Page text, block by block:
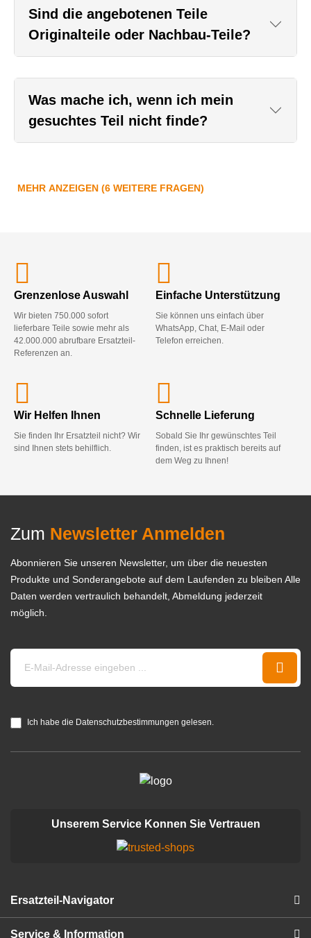
Sind die angebotenen Teile
Originalteile oder Nachbau-Teile?
Was mache ich, wenn ich mein
gesuchtes Teil nicht finde?
MEHR ANZEIGEN (6 WEITERE FRAGEN)
Grenzenlose Auswahl
Wir bieten 750.000 sofort
lieferbare Teile sowie mehr als
42.000.000 abrufbare Ersatzteil-
Referenzen an.
Einfache Unterstützung
Sie können uns einfach über
WhatsApp, Chat, E-Mail oder
Telefon erreichen.
Wir Helfen Ihnen
Sie finden Ihr Ersatzteil nicht? Wir
sind Ihnen stets behilflich.
Schnelle Lieferung
Sobald Sie Ihr gewünschtes Teil
finden, ist es praktisch bereits auf
dem Weg zu Ihnen!
Zum Newsletter Anmelden
Abonnieren Sie unseren Newsletter, um über die neuesten
Produkte und Sonderangebote auf dem Laufenden zu bleiben Alle
Daten werden vertraulich behandelt, Abmeldung jederzeit
möglich.
Ich habe die Datenschutzbestimmungen gelesen.
Unserem Service Konnen Sie Vertrauen
Ersatzteil-Navigator
Service & Information